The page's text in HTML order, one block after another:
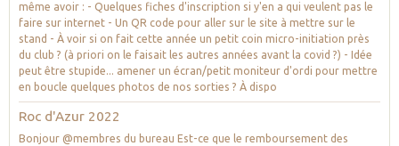
même avoir : - Quelques fiches d'inscription si y'en a qui veulent pas le
faire sur internet - Un QR code pour aller sur le site à mettre sur le
stand - À voir si on fait cette année un petit coin micro-initiation près
du club ? (à priori on le faisait les autres années avant la covid ?) - Idée
peut être stupide... amener un écran/petit moniteur d'ordi pour mettre
en boucle quelques photos de nos sorties ? À dispo
Roc d'Azur 2022
Bonjour @membres du bureau Est-ce que le remboursement des